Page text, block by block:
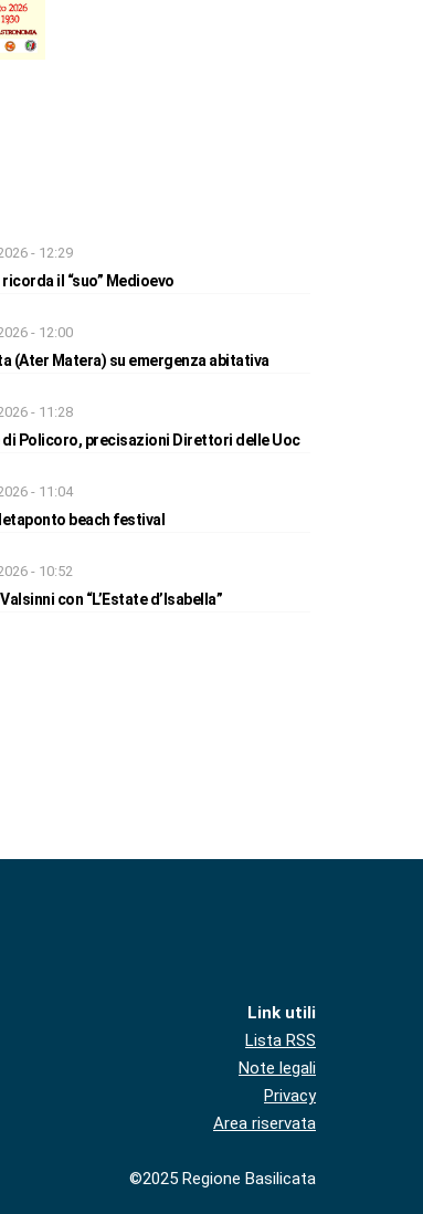
- 12:29
il “suo” Medioevo
- 12:00
(Ater Matera) su emergenza abitativa
- 11:28
di Policoro, precisazioni Direttori delle Uoc
- 11:04
beach festival
- 10:52
con “L’Estate d’Isabella”
Link utili
Lista RSS
Note legali
Privacy
Area riservata
©2025 Regione Basilicata